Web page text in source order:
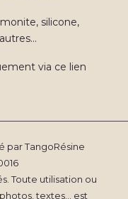
silicone,
via ce lien
par TangoRésine
Toute utilisation ou
textes... est